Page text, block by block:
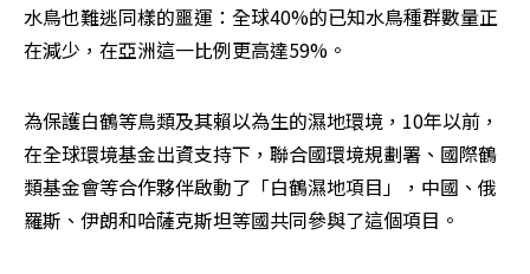
水鳥也難逃同樣的噩運：全球40%的已知水鳥種群數量正
在減少，在亞洲這一比例更高達59%。
為保護白鶴等鳥類及其賴以為生的濕地環境，10年以前，
在全球環境基金出資支持下，聯合國環境規劃署、國際鶴
類基金會等合作夥伴啟動了「白鶴濕地項目」，中國、俄
羅斯、伊朗和哈薩克斯坦等國共同參與了這個項目。